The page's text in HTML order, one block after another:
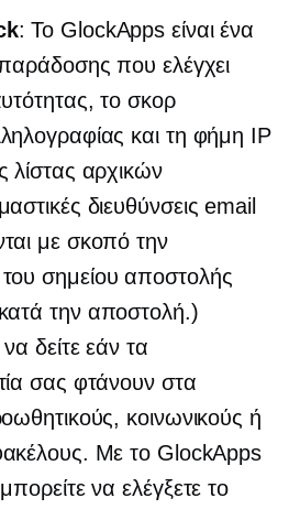
: Το GlockApps είναι ένα
που ελέγχει
το σκορ
και τη φήμη IP
λίστας αρχικών
διευθύνσεις email
με σκοπό την
σημείου αποστολής
την αποστολή.)
δείτε εάν τα
σας φτάνουν στα
κοινωνικούς ή
Με το GlockApps
να ελέγξετε το